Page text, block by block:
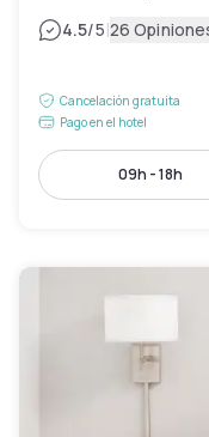
4.5/5|26
Cancelación gratuita
Pago en el hotel
09h - 18h